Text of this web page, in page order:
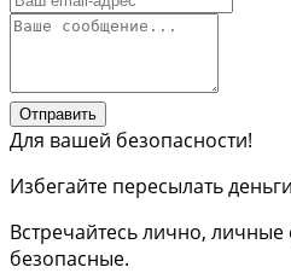
Отправить
Для вашей безопасности!
Избегайте пересылать
Встречайтесь лично,
безопасные.